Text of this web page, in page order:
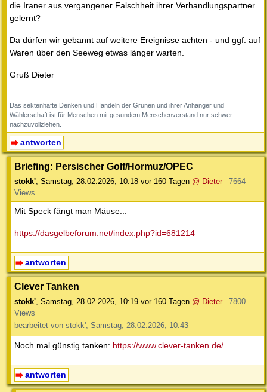
die Iraner aus vergangener Falschheit ihrer Verhandlungspartner
gelernt?
Da dürfen wir gebannt auf weitere Ereignisse achten - und ggf. auf
Waren über den Seeweg etwas länger warten.
Gruß Dieter
--
Das sektenhafte Denken und Handeln der Grünen und ihrer Anhänger und
Wählerschaft ist für Menschen mit gesundem Menschenverstand nur schwer
nachzuvollziehen.
antworten
Briefing: Persischer Golf/Hormuz/OPEC
stokk', Samstag, 28.02.2026, 10:18 vor 160 Tagen @ Dieter
7664
Views
Mit Speck fängt man Mäuse...
https://dasgelbeforum.net/index.php?id=681214
antworten
Clever Tanken
stokk', Samstag, 28.02.2026, 10:19 vor 160 Tagen @ Dieter
7800
Views
bearbeitet von stokk', Samstag, 28.02.2026, 10:43
Noch mal günstig tanken: https://www.clever-tanken.de/
antworten